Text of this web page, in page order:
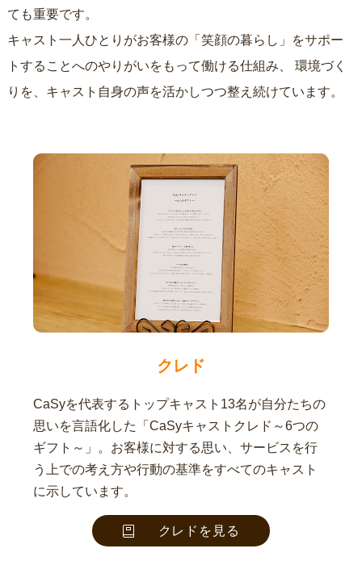
ても重要です。
キャスト一人ひとりがお客様の「笑顔の暮らし」をサポー
トすることへのやりがいをもって働ける仕組み、
りを、キャスト自身の声を活かしつつ整え続けています。
クレド
CaSyを代表するトップキャスト13名が自分たちの
思いを言語化した「CaSyキャストクレド～6つの
ギフト～」。お客様に対する思い、サービスを行
う上での考え方や行動の基準をすべてのキャスト
に示しています。
クレドを見る